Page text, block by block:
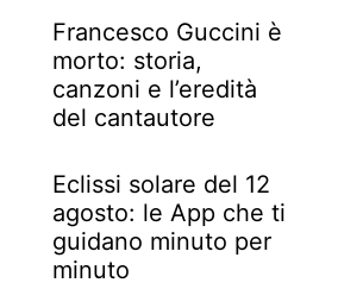
Francesco Guccini è
morto: storia,
canzoni e l’eredità
del cantautore
Eclissi solare del 12
agosto: le App che ti
guidano minuto per
minuto